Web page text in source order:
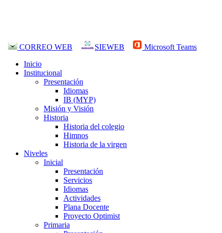
CORREO WEB SIEWEB
Microsoft Teams
Inicio
Institucional
Presentación
Idiomas
IB (MYP)
Misión y Visión
Historia
Historia del colegio
Himnos
Historia de la virgen
Niveles
Inicial
Presentación
Servicios
Idiomas
Actividades
Plana Docente
Proyecto Optimist
Primaria